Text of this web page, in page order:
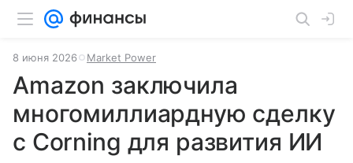
8 июня 2026 Market Power
Amazon заключила
многомиллиардную сделку
с Corning для развития ИИ